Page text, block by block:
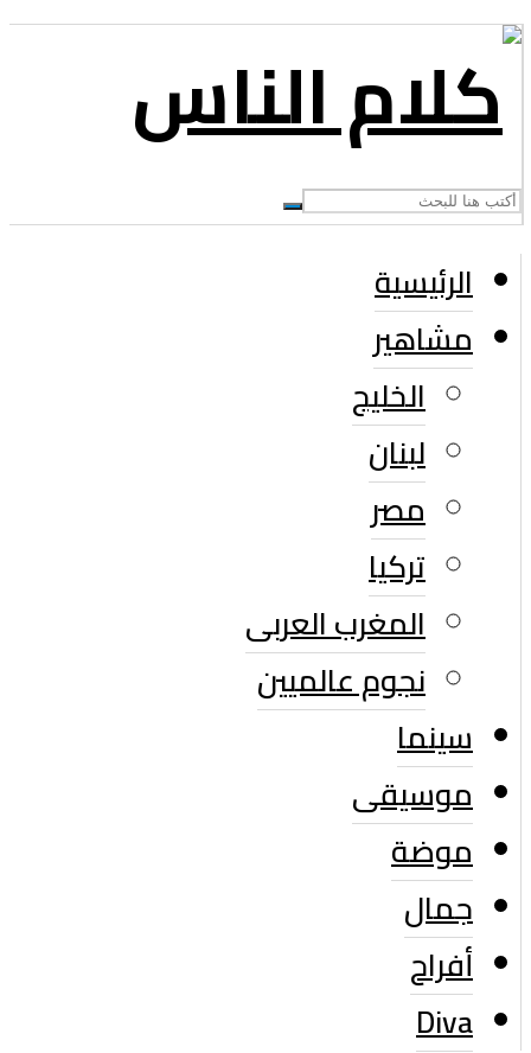
الرئيسية
مشاهير
الخليج
لبنان
مصر
تركيا
المغرب العربى
نجوم عالميين
سينما
موسيقى
موضة
جمال
أفراح
Diva